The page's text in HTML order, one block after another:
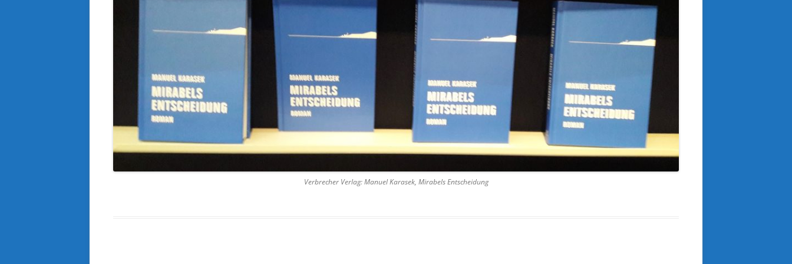
Verbrecher Verlag: Manuel Karasek, Mirabels Entscheidung